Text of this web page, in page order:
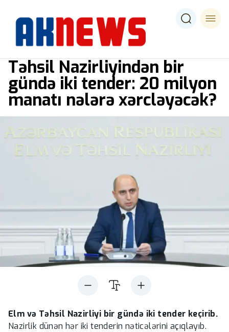
Təhsil Nazirliyindən bir
gündə iki tender: 20 milyon
manatı nələrə xərcləyəcək?
Elm və Təhsil Nazirliyi bir gündə iki tender keçirib.
Nazirlik dünən hər iki tenderin nəticələrini açıqlayıb.